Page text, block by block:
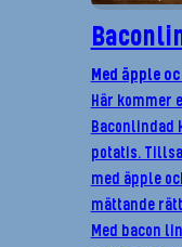
Med äpple
Här kommer
Baconlindad
potatis.
med äpple
mättande
Med bacon